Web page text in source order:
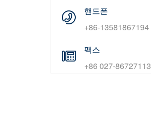
핸드폰
+86-13581867194
팩스
+86 027-86727113